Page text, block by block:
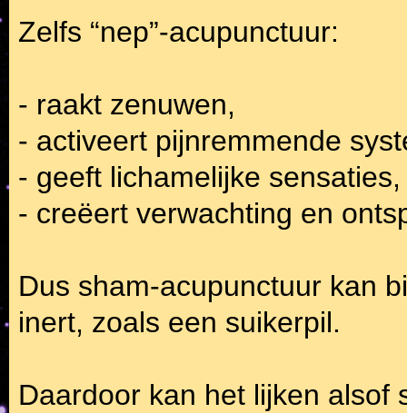
Zelfs “nep”-acupunctuur:
- raakt zenuwen,
- activeert pijnremmende
- geeft lichamelijke sensaties,
- creëert verwachting en
Dus sham-acupunctuur kan
inert, zoals een suikerpil.
Daardoor kan het lijken alsof